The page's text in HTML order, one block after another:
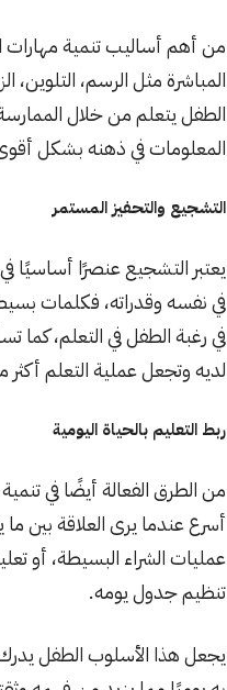
من أهم أساليب تنمية مهارات
المباشرة مثل الرسم،
الطفل يتعلم من خلال
المعلومات في ذهنه بشكل
التشجيع والتحفيز المستمر
يعتبر التشجيع عنصرًا أساسيًا
في نفسه وقدراته، فكلمات
في رغبة الطفل في التعلم، كما
لديه وتجعل عملية التعلم
ربط التعليم بالحياة اليومية
من الطرق الفعالة أيضًا في
أسرع عندما يرى العلاقة بين
عمليات الشراء البسيطة، أو
تنظيم جدول يومه.
يجعل هذا الأسلوب الطفل